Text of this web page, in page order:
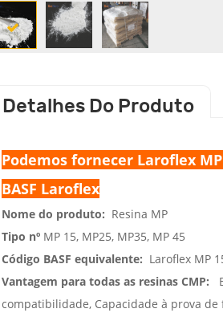
Detalhes Do Produto
Podemos fornecer Laroflex
BASF Laroflex
Nome do produto: Resina MP
Tipo nºMP 15, MP25, MP35, MP 45
Código BASF equivalente: Laroflex MP
Vantagem para todas as resinas CMP:
compatibilidade, Capacidade à prova de